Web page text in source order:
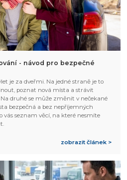
- návod pro bezpečné
je za dveřmi. Na jedné straně je to
poznat nová místa a strávit
druhé se může změnit v nečekané
bezpečná a bez nepříjemných
vás seznam věcí, na které nesmíte
zobrazit článek >